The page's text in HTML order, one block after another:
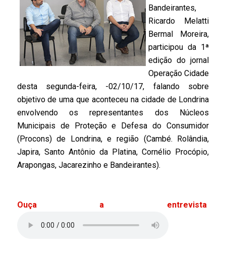
Bandeirantes,
Ricardo Melatti
Bermal Moreira,
participou da 1ª
edição do jornal
Operação Cidade
desta segunda-feira, -02/10/17, falando sobre
objetivo de uma que aconteceu na cidade de Londrina
envolvendo os representantes dos Núcleos
Municipais de Proteção e Defesa do Consumidor
(Procons) de Londrina, e região (Cambé. Rolândia,
Japira, Santo Antônio da Platina, Cornélio Procópio,
Arapongas, Jacarezinho e Bandeirantes).
Ouça a entrevista